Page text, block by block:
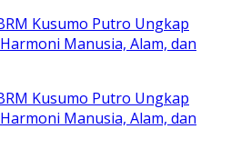
Kusumo Putro Ungkap
Manusia, Alam, dan
Kusumo Putro Ungkap
Manusia, Alam, dan